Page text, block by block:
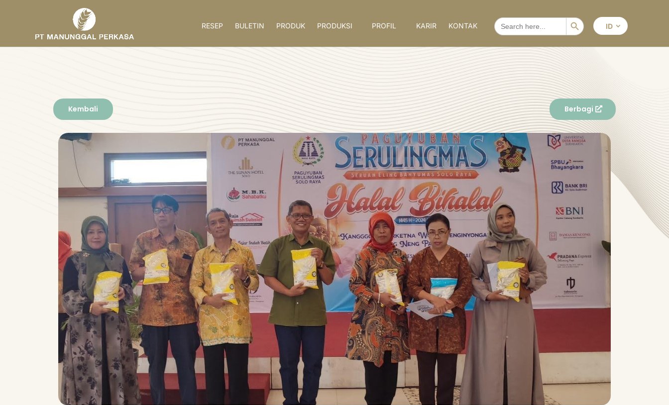
RESEP BULETIN PRODUK PRODUKSI PROFIL KARIR KONTAK
SEARCH
FOR:
Search Button
ID
Kembali Berbagi